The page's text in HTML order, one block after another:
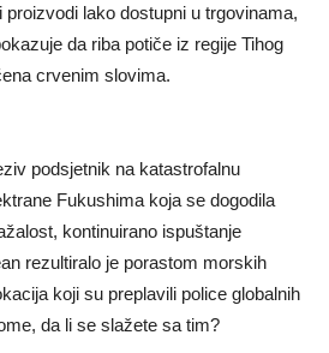
lako dostupni u trgovinama,
da riba potiče iz regije Tihog
crvenim slovima.
podsjetnik na katastrofalnu
Fukushima koja se dogodila
kontinuirano ispuštanje
rezultiralo je porastom morskih
koji su preplavili police globalnih
da li se slažete sa tim?